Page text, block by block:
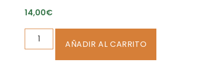
14,00€
AÑADIR AL CARRITO